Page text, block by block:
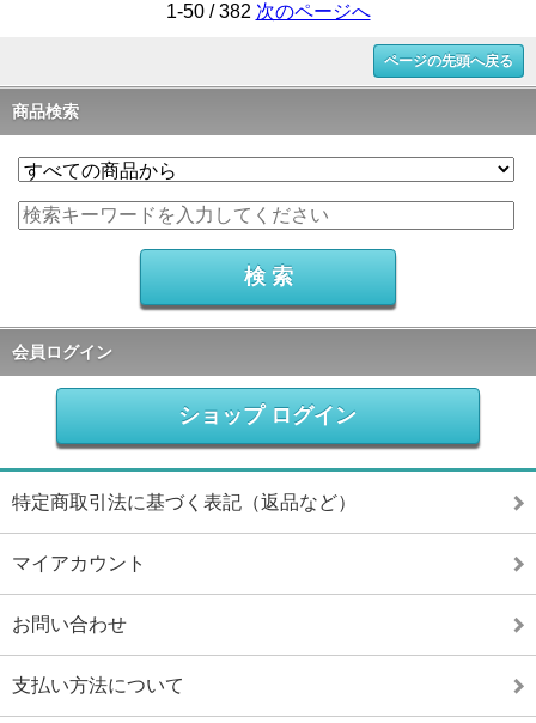
1-50 / 382 次のページへ
ページの先頭へ戻る
商品検索
会員ログイン
ショップ ログイン
特定商取引法に基づく表記（返品など）
マイアカウント
お問い合わせ
支払い方法について